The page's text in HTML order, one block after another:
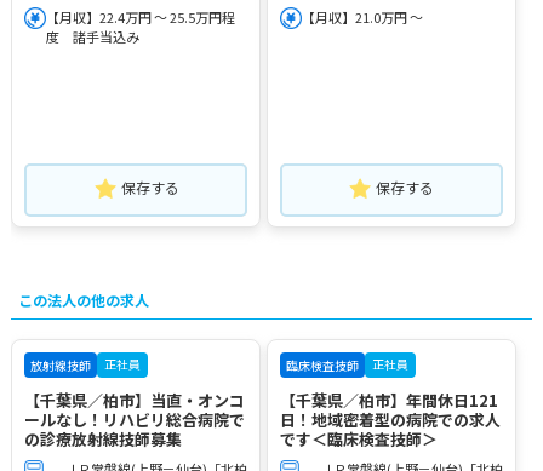
【月収】22.4万円 ～ 25.5万円程
度 諸手当込み
保存する
【月収】21.0万円 ～
保存する
この法人の他の求人
放射線技師 正社員
【千葉県／柏市】当直・オンコ
ールなし！リハビリ総合病院で
の診療放射線技師募集
臨床検査技師 正社員
【千葉県／柏市】年間休日121
日！地域密着型の病院での求人
です＜臨床検査技師＞